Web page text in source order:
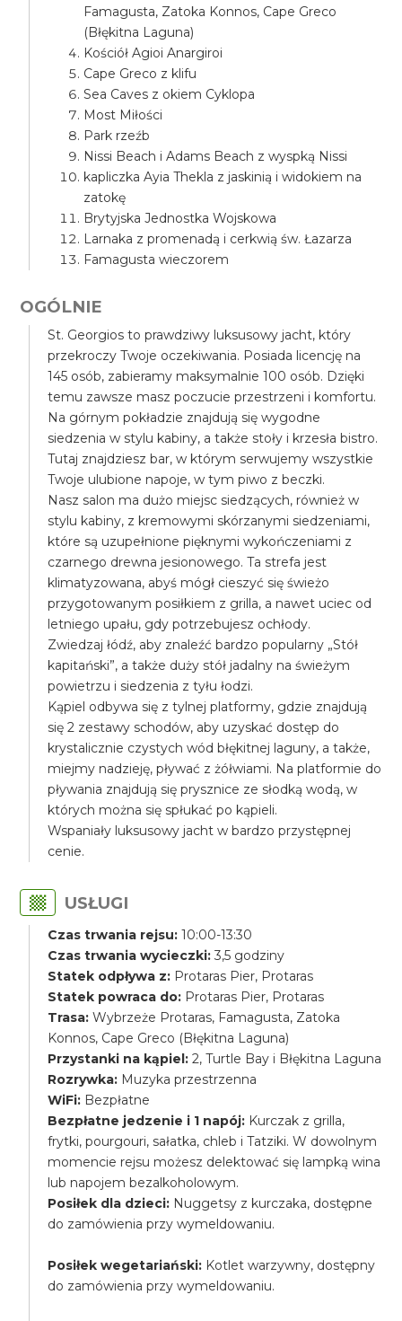
Famagusta, Zatoka Konnos, Cape Greco
(Błękitna Laguna)
Kościół Agioi Anargiroi
Cape Greco z klifu
Sea Caves z okiem Cyklopa
Most Miłości
Park rzeźb
Nissi Beach i Adams Beach z wyspką Nissi
kapliczka Ayia Thekla z jaskinią i widokiem na
zatokę
Brytyjska Jednostka Wojskowa
Larnaka z promenadą i cerkwią św. Łazarza
Famagusta wieczorem
OGÓLNIE
St. Georgios to prawdziwy luksusowy jacht, który
przekroczy Twoje oczekiwania. Posiada licencję na
145 osób, zabieramy maksymalnie 100 osób. Dzięki
temu zawsze masz poczucie przestrzeni i komfortu.
Na górnym pokładzie znajdują się wygodne
siedzenia w stylu kabiny, a także stoły i krzesła bistro.
Tutaj znajdziesz bar, w którym serwujemy wszystkie
Twoje ulubione napoje, w tym piwo z beczki.
Nasz salon ma dużo miejsc siedzących, również w
stylu kabiny, z kremowymi skórzanymi siedzeniami,
które są uzupełnione pięknymi wykończeniami z
czarnego drewna jesionowego. Ta strefa jest
klimatyzowana, abyś mógł cieszyć się świeżo
przygotowanym posiłkiem z grilla, a nawet uciec od
letniego upału, gdy potrzebujesz ochłody.
Zwiedzaj łódź, aby znaleźć bardzo popularny „Stół
kapitański”, a także duży stół jadalny na świeżym
powietrzu i siedzenia z tyłu łodzi.
Kąpiel odbywa się z tylnej platformy, gdzie znajdują
się 2 zestawy schodów, aby uzyskać dostęp do
krystalicznie czystych wód błękitnej laguny, a także,
miejmy nadzieję, pływać z żółwiami. Na platformie do
pływania znajdują się prysznice ze słodką wodą, w
których można się spłukać po kąpieli.
Wspaniały luksusowy jacht w bardzo przystępnej
cenie.
USŁUGI
Czas trwania rejsu: 10:00-13:30
Czas trwania wycieczki: 3,5 godziny
Statek odpływa z: Protaras Pier, Protaras
Statek powraca do: Protaras Pier, Protaras
Trasa: Wybrzeże Protaras, Famagusta, Zatoka
Konnos, Cape Greco (Błękitna Laguna)
Przystanki na kąpiel: 2, Turtle Bay i Błękitna Laguna
Rozrywka: Muzyka przestrzenna
WiFi: Bezpłatne
Bezpłatne jedzenie i 1 napój: Kurczak z grilla,
frytki, pourgouri, sałatka, chleb i Tatziki. W dowolnym
momencie rejsu możesz delektować się lampką wina
lub napojem bezalkoholowym.
Posiłek dla dzieci: Nuggetsy z kurczaka, dostępne
do zamówienia przy wymeldowaniu.
Posiłek wegetariański: Kotlet warzywny, dostępny
do zamówienia przy wymeldowaniu.